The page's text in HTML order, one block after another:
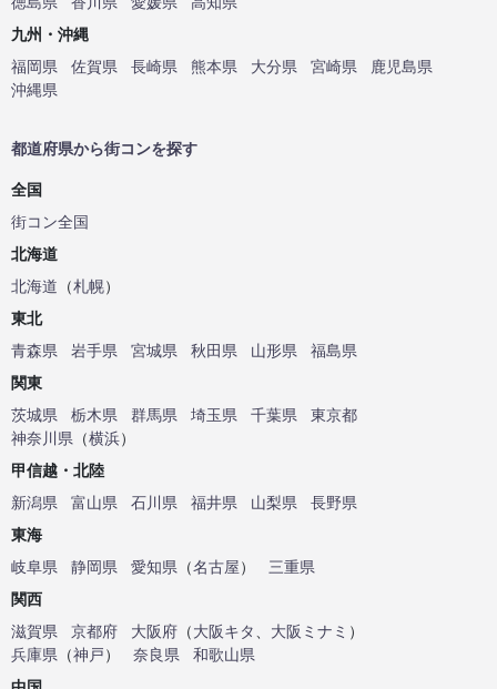
九州・沖縄
福岡県
佐賀県 長崎県 熊本県 大分県 宮崎県
鹿児島県
沖縄県
都道府県から街コンを探す
全国
街コン全国
北海道
北海道 （札幌）
東北
青森県
岩手県 宮城県 秋田県 山形県
福島県
関東
茨城県
栃木県 群馬県 埼玉県 千葉県
東京都
神奈川県 （横浜）
甲信越・北陸
新潟県
富山県 石川県 福井県 山梨県
長野県
東海
岐阜県
静岡県 愛知県 （名古屋）
三重県
関西
滋賀県
京都府 大阪府 （大阪キタ 大阪ミナミ ）
兵庫県 （神戸） 奈良県
和歌山県